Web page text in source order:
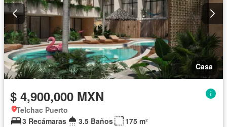
Casa
$ 4,900,000 MXN
Telchac Puerto
3 Recámaras
3.5 Baños
175 m²